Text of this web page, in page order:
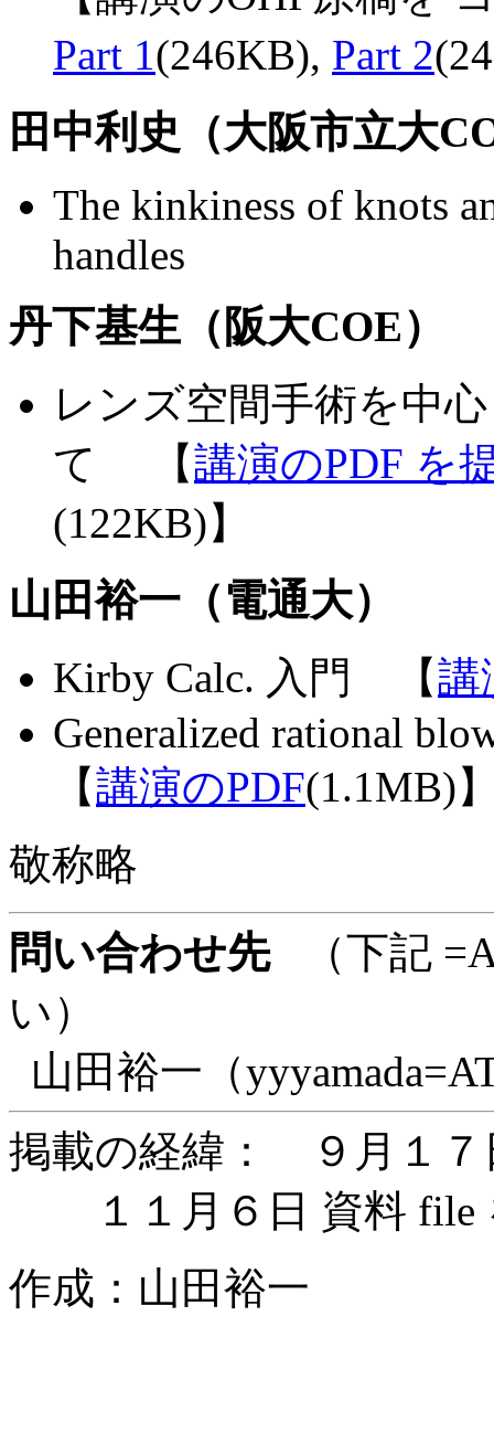
Part 1(246KB), Part 2
田中利史（大阪市立大
The kinkiness of knots
handles
丹下基生（阪大COE）
レンズ空間手術を中
て 【講演のPDF を
(122KB)】
山田裕一（電通大）
Kirby Calc. 入門 【講
Generalized rational
【講演のPDF(1.1MB)
敬称略
問い合わせ先（下記
い）
山田裕一（
掲載の経緯： ９月１７
１１月６日 資料 file
作成：山田裕一